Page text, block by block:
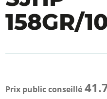
158GR/
Prix public conseillé